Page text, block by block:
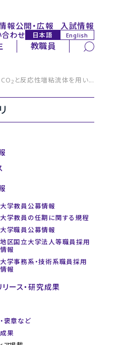
報公開・広報 入試情報
合わせ 日本語 English
教職員
CO2 と反応性増粘流体を用い...
学教員公募情報
学教員の任期に関する規程
学職員公募情報
区国立大学法人等職員採用
報
学事務系・技術系職員採用
報
リース・研究成果
褒章など
果